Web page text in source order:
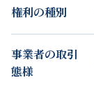
権利の種別
事業者の取引
態様